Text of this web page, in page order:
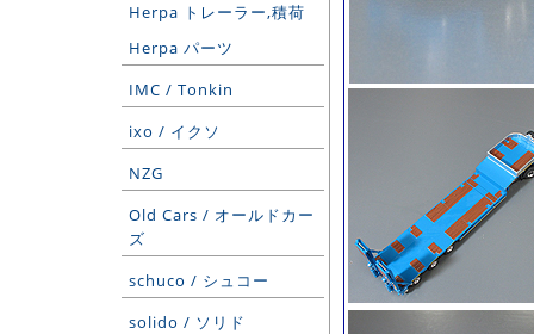
Herpa トレーラー,積荷
Herpa パーツ
IMC / Tonkin
ixo / イクソ
NZG
Old Cars / オールドカー
ズ
schuco / シュコー
solido / ソリド